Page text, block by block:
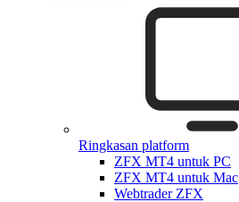
Ringkasan platform
ZFX MT4 untuk PC
ZFX MT4 untuk Mac
Webtrader ZFX